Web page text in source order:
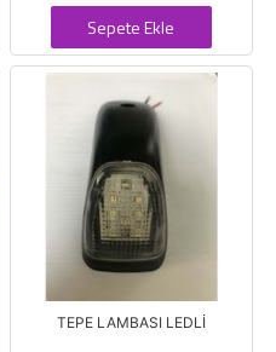
Sepete Ekle
TEPE LAMBASI LEDLİ